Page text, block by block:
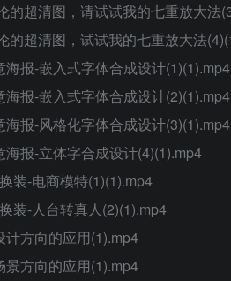
的超清图，请试试我的七重放大法
的超清图，试试我的七重放大法
报-嵌入式字体合成设计(1)(1).mp4
报-嵌入式字体合成设计(2)(1).mp4
报-风格化字体合成设计(3)(1).mp4
报-立体字合成设计(4)(1).mp4
装-电商模特(1)(1).mp4
装-人台转真人(2)(1).mp4
方向的应用(1).mp4
方向的应用(1).mp4